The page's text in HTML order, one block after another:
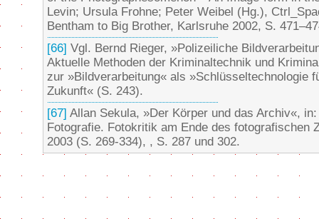
Levin; Ursula Frohne; Peter Weibel (Hg.),
Bentham to Big Brother, Karlsruhe 2002, S.
[66] Vgl. Bernd Rieger, »Polizeiliche
Aktuelle Methoden der Kriminaltechnik und
zur »Bildverarbeitung« als »Schlüsseltechnologie
Zukunft« (S. 243).
[67] Allan Sekula, »Der Körper und das Archiv«,
Fotografie. Fotokritik am Ende des fotografischen
2003 (S. 269-334), , S. 287 und 302.